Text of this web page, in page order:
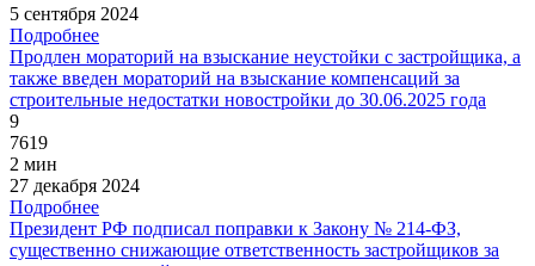
5 сентября 2024
Подробнее
Продлен мораторий на взыскание неустойки с застройщика, а
также введен мораторий на взыскание компенсаций за
строительные недостатки новостройки до 30.06.2025 года
9
7619
2 мин
27 декабря 2024
Подробнее
Президент РФ подписал поправки к Закону № 214-ФЗ,
существенно снижающие ответственность застройщиков за